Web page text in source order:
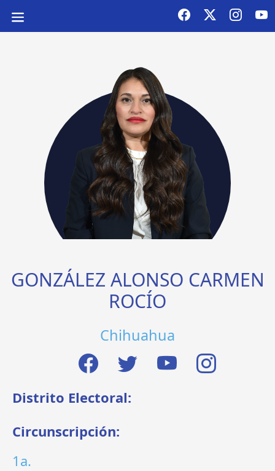
GONZÁLEZ ALONSO CARMEN
ROCÍO
Chihuahua
Distrito Electoral:
Circunscripción:
1a.